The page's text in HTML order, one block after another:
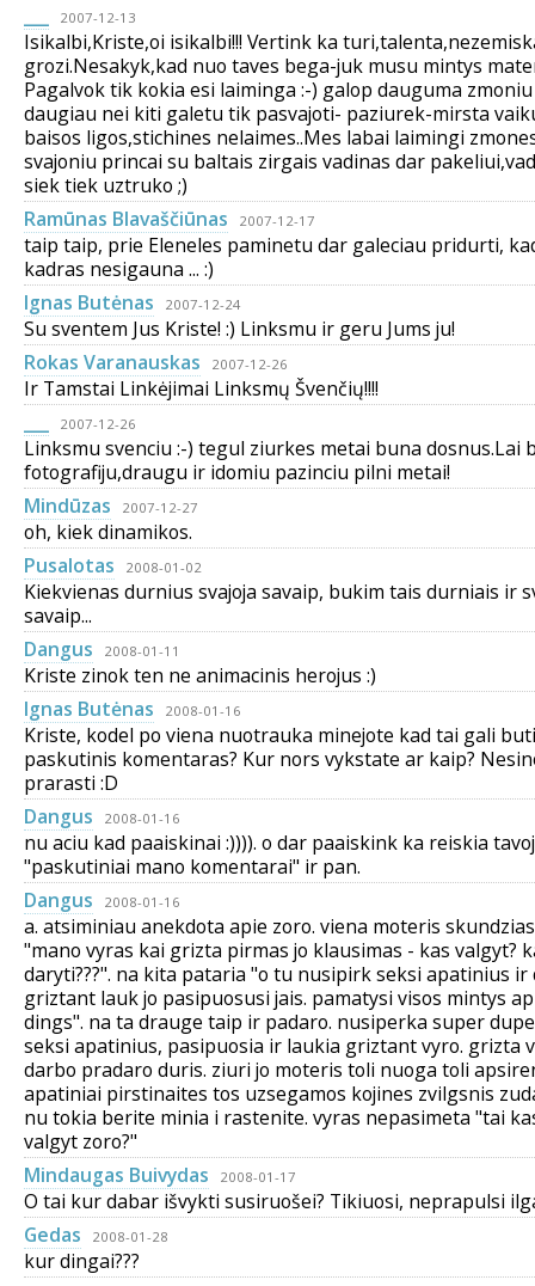
2007-12-13
Isikalbi,Kriste,oi isikalbi!!! Vertink ka
grozi.Nesakyk,kad nuo taves bega-juk musu mintys
Pagalvok tik kokia esi laiminga :-) galop dauguma
daugiau nei kiti galetu tik pasvajoti- paziurek-mirsta
baisos ligos,stichines nelaimes..Mes labai laimingi
svajoniu princai su baltais zirgais vadinas dar
siek tiek uztruko ;)
Ramūnas Blavaščiūnas
2007-12-17
taip taip, prie Eleneles paminetu dar galeciau pridurti,
kadras nesigauna ... :)
Ignas Butėnas
2007-12-24
Su sventem Jus Kriste! :) Linksmu ir geru Jums ju!
Rokas Varanauskas
2007-12-26
Ir Tamstai Linkėjimai Linksmų Švenčių!!!!
2007-12-26
Linksmu svenciu :-) tegul ziurkes metai buna dosnus.Lai
fotografiju,draugu ir idomiu pazinciu pilni metai!
Mindūzas
2007-12-27
oh, kiek dinamikos.
Pusalotas
2008-01-02
Kiekvienas durnius svajoja savaip, bukim tais durniais ir
savaip...
Dangus
2008-01-11
Kriste zinok ten ne animacinis herojus :)
Ignas Butėnas
2008-01-16
Kriste, kodel po viena nuotrauka minejote kad tai gali
paskutinis komentaras? Kur nors vykstate ar kaip?
prarasti :D
Dangus
2008-01-16
nu aciu kad paaiskinai :)))). o dar paaiskink ka reiskia
"paskutiniai mano komentarai" ir pan.
Dangus
2008-01-16
a. atsiminiau anekdota apie zoro. viena moteris
"mano vyras kai grizta pirmas jo klausimas - kas valgyt?
daryti???". na kita pataria "o tu nusipirk seksi apatinius ir
griztant lauk jo pasipuosusi jais. pamatysi visos mintys
dings". na ta drauge taip ir padaro. nusiperka super
seksi apatinius, pasipuosia ir laukia griztant vyro. grizta
darbo pradaro duris. ziuri jo moteris toli nuoga toli
apatiniai pirstinaites tos uzsegamos kojines zvilgsnis
nu tokia berite minia i rastenite. vyras nepasimeta "tai
valgyt zoro?"
Mindaugas Buivydas
2008-01-17
O tai kur dabar išvykti susiruošei? Tikiuosi, neprapulsi
Gedas
2008-01-28
kur dingai???